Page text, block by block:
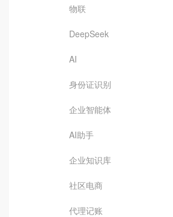
物联
DeepSeek
AI
身份证识别
企业智能体
AI助手
企业知识库
社区电商
代理记账